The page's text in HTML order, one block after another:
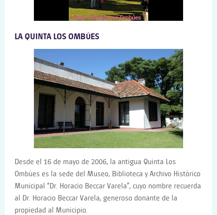
LA QUINTA LOS OMBÚES
Desde el 16 de mayo de 2006, la antigua Quinta Los
Ombúes es la sede del Museo, Biblioteca y Archivo Histórico
Municipal “Dr. Horacio Beccar Varela”, cuyo nombre recuerda
al Dr. Horacio Beccar Varela, generoso donante de la
propiedad al Municipio.